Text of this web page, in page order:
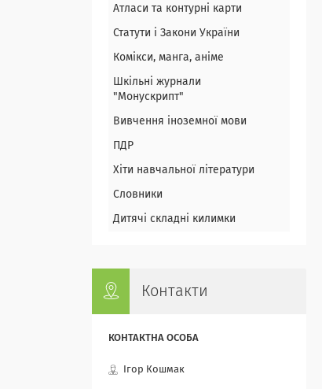
Атласи та контурні карти
Статути і Закони України
Комікси, манга, аніме
Шкільні журнали
"Монускрипт"
Вивчення іноземної мови
ПДР
Хіти навчальної літератури
Словники
Дитячі складні килимки
Контакти
Ігор Кошмак